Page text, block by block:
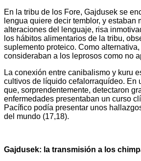
En la tribu de los Fore, Gajdusek se
lengua quiere decir temblor, y
alteraciones del lenguaje, risa
los hábitos alimentarios de la tribu,
suplemento proteico. Como
consideraban a los leprosos como no
La conexión entre canibalismo y kuru
cultivos de líquido cefalorraquídeo. En
que, sorprendentemente, detectaron
enfermedades presentaban un curso
Pacífico podía presentar unos
del mundo (17,18).
Gajdusek: la transmisión a los